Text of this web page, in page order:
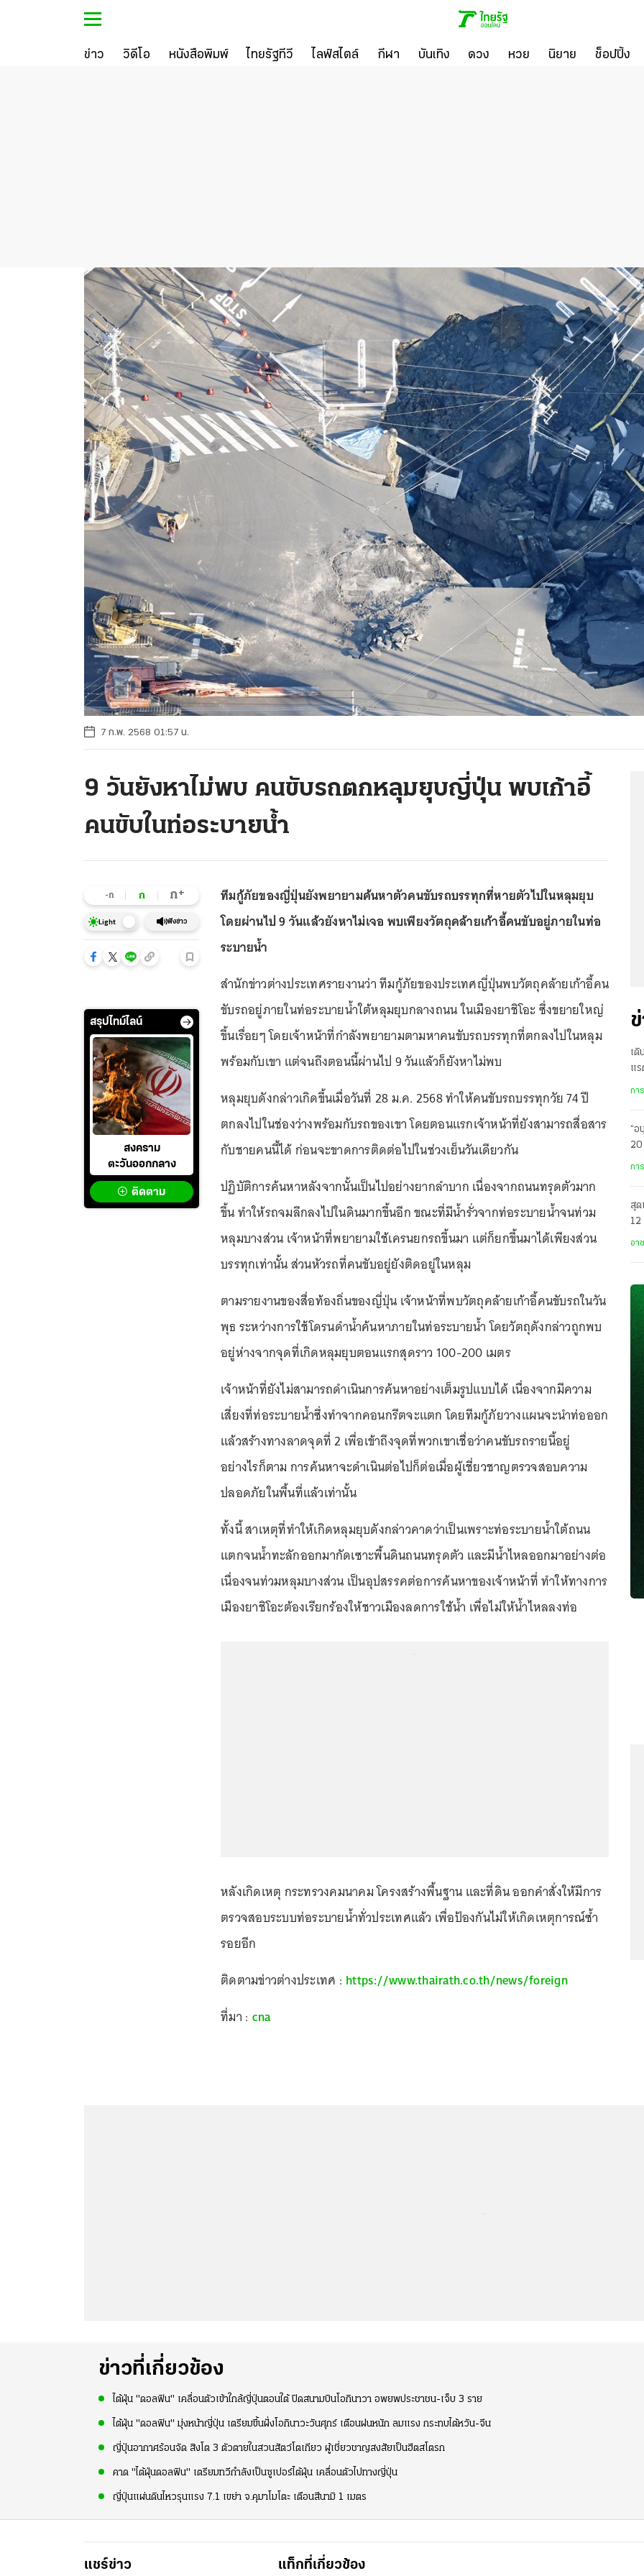
ข่าว วิดีโอ หนังสือพิมพ์ ไทยรัฐทีวี ไลฟ์สไตล์ กีฬา บันเทิง ดวง หวย นิยาย ช็อปปิ้ง
7 ก.พ. 2568 01:57 น.
9 วันยังหาไม่พบ คนขับรถตกหลุมยุบญี่ปุ่น พบเก้าอี้
คนขับในท่อระบายน้ำ
-ก ก ก+
Light ฟังข่าว
สรุปไทม์ไลน์
สงคราม
ตะวันออกกลาง
ติดตาม
ทีมกู้ภัยของญี่ปุ่นยังพยายามค้นหาตัวคนขับรถบรรทุกที่หายตัวไปในหลุมยุบ
โดยผ่านไป 9 วันแล้วยังหาไม่เจอ พบเพียงวัตถุคล้ายเก้าอี้คนขับอยู่ภายในท่อ
ระบายน้ำ
สำนักข่าวต่างประเทศรายงานว่า ทีมกู้ภัยของประเทศญี่ปุ่นพบวัตถุคล้ายเก้าอี้คน
ขับรถอยู่ภายในท่อระบายน้ำใต้หลุมยุบกลางถนน ในเมืองยาชิโอะ ซึ่งขยายใหญ่
ขึ้นเรื่อยๆ โดยเจ้าหน้าที่กำลังพยายามตามหาคนขับรถบรรทุกที่ตกลงไปในหลุม
พร้อมกับเขา แต่จนถึงตอนนี้ผ่านไป 9 วันแล้วก็ยังหาไม่พบ
หลุมยุบดังกล่าวเกิดขึ้นเมื่อวันที่ 28 ม.ค. 2568 ทำให้คนขับรถบรรทุกวัย 74 ปี
ตกลงไปในช่องว่างพร้อมกับรถของเขา โดยตอนแรกเจ้าหน้าที่ยังสามารถสื่อสาร
กับชายคนนี้ได้ ก่อนจะขาดการติดต่อไปในช่วงเย็นวันเดียวกัน
ปฏิบัติการค้นหาหลังจากนั้นเป็นไปอย่างยากลำบาก เนื่องจากถนนทรุดตัวมาก
ขึ้น ทำให้รถจมลึกลงไปในดินมากขึ้นอีก ขณะที่มีน้ำรั่วจากท่อระบายน้ำจนท่วม
หลุมบางส่วน เจ้าหน้าที่พยายามใช้เครนยกรถขึ้นมา แต่ก็ยกขึ้นมาได้เพียงส่วน
บรรทุกเท่านั้น ส่วนหัวรถที่คนขับอยู่ยังติดอยู่ในหลุม
ตามรายงานของสื่อท้องถิ่นของญี่ปุ่น เจ้าหน้าที่พบวัตถุคล้ายเก้าอี้คนขับรถในวัน
พุธ ระหว่างการใช้โดรนดำน้ำค้นหาภายในท่อระบายน้ำ โดยวัตถุดังกล่าวถูกพบ
อยู่ห่างจากจุดที่เกิดหลุมยุบตอนแรกสุดราว 100-200 เมตร
เจ้าหน้าที่ยังไม่สามารถดำเนินการค้นหาอย่างเต็มรูปแบบได้ เนื่องจากมีความ
เสี่ยงที่ท่อระบายน้ำซึ่งทำจากคอนกรีตจะแตก โดยทีมกู้ภัยวางแผนจะนำท่อออก
แล้วสร้างทางลาดจุดที่ 2 เพื่อเข้าถึงจุดที่พวกเขาเชื่อว่าคนขับรถรายนี้อยู่
อย่างไรก็ตาม การค้นหาจะดำเนินต่อไปก็ต่อเมื่อผู้เชี่ยวชาญตรวจสอบความ
ปลอดภัยในพื้นที่แล้วเท่านั้น
ทั้งนี้ สาเหตุที่ทำให้เกิดหลุมยุบดังกล่าวคาดว่าเป็นเพราะท่อระบายน้ำใต้ถนน
แตกจนน้ำทะลักออกมากัดเซาะพื้นดินถนนทรุดตัว และมีน้ำไหลออกมาอย่างต่อ
เนื่องจนท่วมหลุมบางส่วน เป็นอุปสรรคต่อการค้นหาของเจ้าหน้าที่ ทำให้ทางการ
เมืองยาชิโอะต้องเรียกร้องให้ชาวเมืองลดการใช้น้ำ เพื่อไม่ให้น้ำไหลลงท่อ
หลังเกิดเหตุ กระทรวงคมนาคม โครงสร้างพื้นฐาน และที่ดิน ออกคำสั่งให้มีการ
ตรวจสอบระบบท่อระบายน้ำทั่วประเทศแล้ว เพื่อป้องกันไม่ให้เกิดเหตุการณ์ซ้ำ
รอยอีก
ติดตามข่าวต่างประเทศ : https://www.thairath.co.th/news/foreign
ที่มา : cna
เดิ
แร
กา
“อ
กา
สุด
12
อา
ข่าวที่เกี่ยวข้อง
ไต้ฝุ่น "ดอลฟิน" เคลื่อนตัวเข้าใกล้ญี่ปุ่นตอนใต้ ปิดสนามบินโอกินาวา อพยพประชาชน-เจ็บ 3 ราย
ไต้ฝุ่น "ดอลฟิน" มุ่งหน้าญี่ปุ่น เตรียมขึ้นฝั่งโอกินาวะวันศุกร์ เตือนฝนหนัก ลมแรง กระทบไต้หวัน-จีน
ญี่ปุ่นอากาศร้อนจัด สิงโต 3 ตัวตายในสวนสัตว์โตเกียว ผู้เชี่ยวชาญสงสัยเป็นฮีตสโตรก
คาด "ไต้ฝุ่นดอลฟิน" เตรียมทวีกำลังเป็นซูเปอร์ไต้ฝุ่น เคลื่อนตัวไปทางญี่ปุ่น
ญี่ปุ่นแผ่นดินไหวรุนแรง 7.1 เขย่า จ.คุมาโมโตะ เตือนสึนามิ 1 เมตร
แชร์ข่าว แท็กที่เกี่ยวข้อง